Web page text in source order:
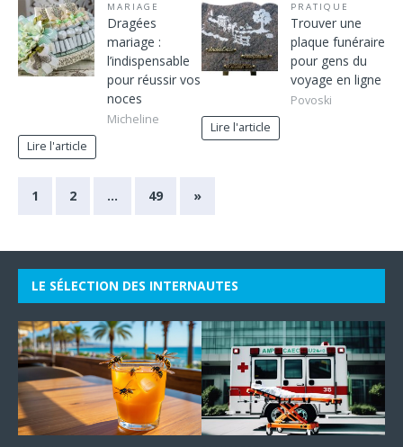
MARIAGE
Dragées
mariage :
l’indispensable
pour réussir vos
noces
Micheline
Lire l'article
PRATIQUE
Trouver une
plaque funéraire
pour gens du
voyage en ligne
Povoski
Lire l'article
1 2 … 49 »
LE SÉLECTION DES INTERNAUTES